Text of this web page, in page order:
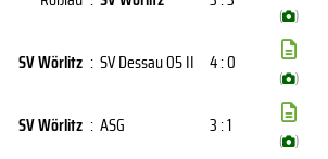
( )
SV Wörlitz : SV Dessau 05 II 4 : 0
( )
SV Wörlitz : ASG 3 : 1
( )